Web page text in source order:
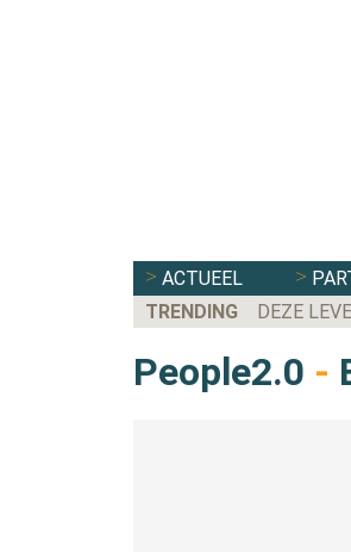
ACTUEEL
TRENDING
DEZE
People2.0 -